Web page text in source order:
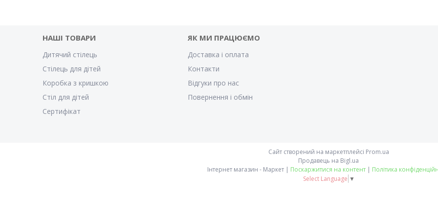
НАШІ ТОВАРИ
Дитячий стілець
Стілець для дітей
Коробка з кришкою
Стіл для дітей
Cертифікат
ЯК МИ ПРАЦЮЄМО
Доставка і оплата
Контакти
Відгуки про нас
Повернення і обмін
Сайт створений на маркетплейсі Prom.ua
Продавець на Bigl.ua
Інтернет магазин - Маркет | Поскаржитися на контент | Політика
Select Language ▼